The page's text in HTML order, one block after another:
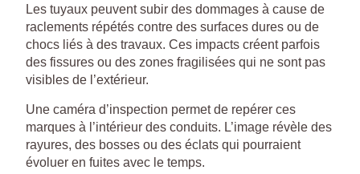
Les tuyaux peuvent subir des dommages à cause de
raclements répétés contre des surfaces dures ou de
chocs liés à des travaux. Ces impacts créent parfois
des fissures ou des zones fragilisées qui ne sont pas
visibles de l’extérieur.
Une caméra d’inspection permet de repérer ces
marques à l’intérieur des conduits. L’image révèle des
rayures, des bosses ou des éclats qui pourraient
évoluer en fuites avec le temps.